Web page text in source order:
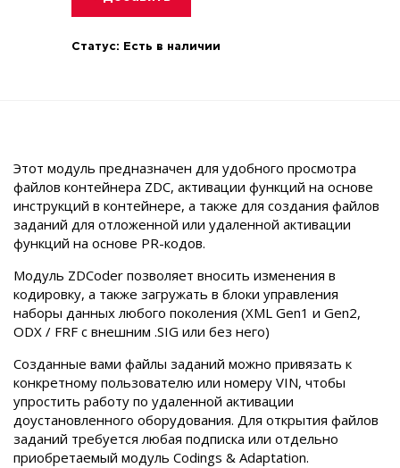
Статус: Есть в наличии
Этот модуль предназначен для удобного просмотра
файлов контейнера ZDC, активации функций на основе
инструкций в контейнере, а также для создания файлов
заданий для отложенной или удаленной активации
функций на основе PR-кодов.
Модуль ZDCoder позволяет вносить изменения в
кодировку, а также загружать в блоки управления
наборы данных любого поколения (XML Gen1 и Gen2,
ODX / FRF с внешним .SIG или без него)
Созданные вами файлы заданий можно привязать к
конкретному пользователю или номеру VIN, чтобы
упростить работу по удаленной активации
доустановленного оборудования. Для открытия файлов
заданий требуется любая подписка или отдельно
приобретаемый модуль Codings & Adaptation.